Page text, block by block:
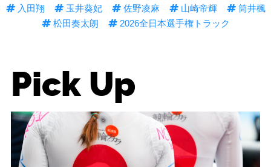
入田翔
玉井葵妃 佐野凌麻 山崎帝輝
筒井楓
松田奏太朗
2026全日本選手権トラック
Pick Up